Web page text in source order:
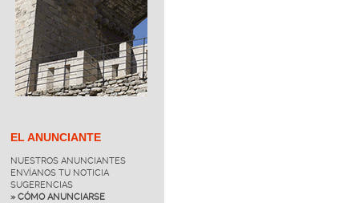
EL ANUNCIANTE
NUESTROS ANUNCIANTES
ENVÍANOS TU NOTICIA
SUGERENCIAS
» CÓMO ANUNCIARSE